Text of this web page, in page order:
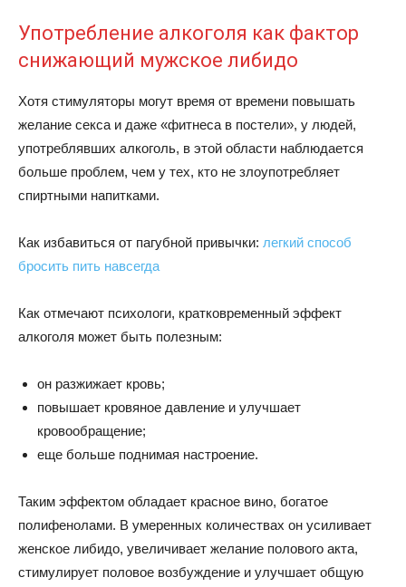
Употребление алкоголя как фактор
снижающий мужское либидо
Хотя стимуляторы могут время от времени повышать
желание секса и даже «фитнеса в постели», у людей,
употреблявших алкоголь, в этой области наблюдается
больше проблем, чем у тех, кто не злоупотребляет
спиртными напитками.
Как избавиться от пагубной привычки: легкий способ
бросить пить навсегда
Как отмечают психологи, кратковременный эффект
алкоголя может быть полезным:
он разжижает кровь;
повышает кровяное давление и улучшает
кровообращение;
еще больше поднимая настроение.
Таким эффектом обладает красное вино, богатое
полифенолами. В умеренных количествах он усиливает
женское либидо, увеличивает желание полового акта,
стимулирует половое возбуждение и улучшает общую